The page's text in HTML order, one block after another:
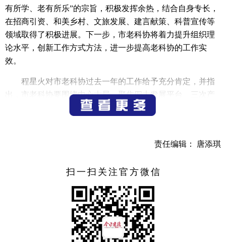
有所学、老有所乐”的宗旨，积极发挥余热，结合自身专长，
在招商引资、和美乡村、文旅发展、建言献策、科普宣传等
领域取得了积极进展。下一步，市老科协将着力提升组织理
论水平，创新工作方式方法，进一步提高老科协的工作实
效。
程星火对市老科协过去一年的工作给予充分肯定，并指
出，市老科协要围绕中心大局，聚焦四大发展平台、三次产
业以及社会、企业、群众关注的热点、难点、重点问题，主
战线的示范和样板作用。要凝心聚力，发扬团结协作精神，
全局高度出发，给予全市老科技工作更多支持，共同助力全
市科技事业与经济社会发展。
会后，与会人员还实地参观了十里寿昌江创新创业创富
中心，亲身感受科技创新成果。
责任编辑： 唐添琪
扫一扫关注官方微信